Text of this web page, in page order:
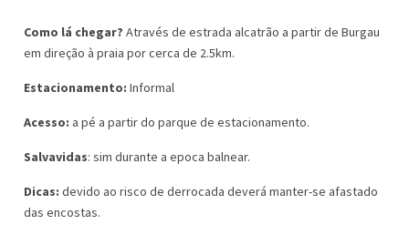
Como lá chegar? Através de estrada alcatrão a partir de Burgau
em direção à praia por cerca de 2.5km.
Estacionamento: Informal
Acesso: a pé a partir do parque de estacionamento.
Salvavidas: sim durante a epoca balnear.
Dicas: devido ao risco de derrocada deverá manter-se afastado
das encostas.